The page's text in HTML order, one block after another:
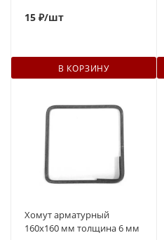
15 ₽/шт
В КОРЗИНУ
Хомут арматурный
160х160 мм толщина 6 мм